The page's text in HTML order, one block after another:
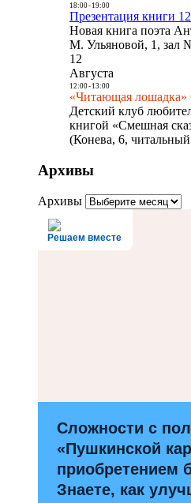
18:00- 19:00
Презентация книги
Новая книга поэта
М. Ульяновой, 1, зал
12
Августа
12:00- 13:00
«Читающая лошадка»
Детский клуб
книгой «Смешная
(Конева, 6, читальный
Архивы
Архивы
Решаем вместе
Сложности с
«Пушкинской
приобретением
Знаете, как